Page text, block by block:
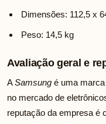
Dimensões: 112,5 x
Peso: 14,5 kg
Avaliação geral e
ASamsung é uma
no mercado de
reputação da empresa é